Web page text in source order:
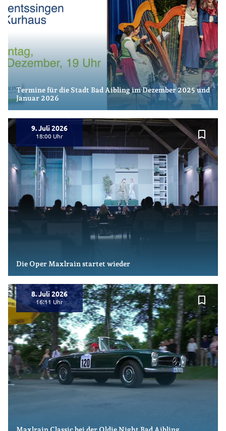
Termine für die Stadt Bad Aibling im Dezember 2025 und
Januar 2026
bookmark_border
9. Juli 2026
18:00
Die Oper Maxlrain startet wieder
bookmark_border
8. Juli 2026
16:11